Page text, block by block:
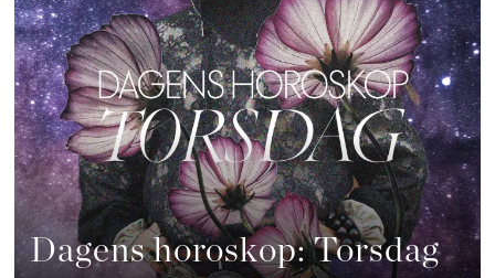
Dagens horoskop: Torsdag